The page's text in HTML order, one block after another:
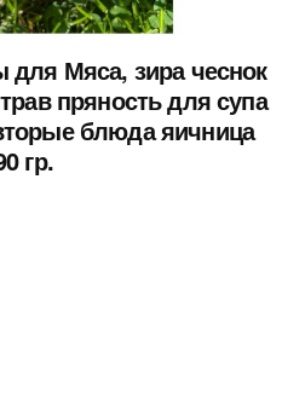
Мяса, зира чеснок
пряность для супа
блюда яичница
гр.